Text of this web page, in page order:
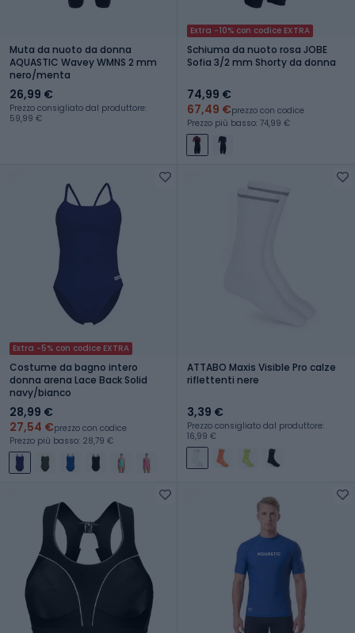
Muta da nuoto da donna
AQUASTIC Wavey WMNS 2 mm
nero/menta
26,99 €
Prezzo consigliato dal produttore:
59,99 €
Extra -10% con codice EXTRA
Schiuma da nuoto rosa JOBE
Sofia 3/2 mm Shorty da donna
74,99 €
67,49 €prezzo con codice
Prezzo più basso: 74,99 €
Extra -5% con codice EXTRA
Costume da bagno intero
donna arena Lace Back Solid
navy/bianco
28,99 €
27,54 €prezzo con codice
Prezzo più basso: 28,79 €
ATTABO Maxis Visible Pro calze
riflettenti nere
3,39 €
Prezzo consigliato dal produttore:
16,99 €